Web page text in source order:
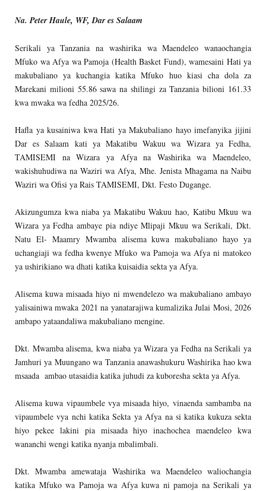
Na. Peter Haule, WF, Dar es Salaam
Serikali ya Tanzania na washirika wa Maendeleo wanaochangia
Mfuko wa Afya wa Pamoja (Health Basket Fund), wamesaini Hati ya
makubaliano ya kuchangia katika Mfuko huo kiasi cha dola za
Marekani milioni 55.86 sawa na shilingi za Tanzania bilioni 161.33
kwa mwaka wa fedha 2025/26.
Hafla ya kusainiwa kwa Hati ya Makubaliano hayo imefanyika jijini
Dar es Salaam kati ya Makatibu Wakuu wa Wizara ya Fedha,
TAMISEMI na Wizara ya Afya na Washirika wa Maendeleo,
wakishuhudiwa na Waziri wa Afya, Mhe. Jenista Mhagama na Naibu
Waziri wa Ofisi ya Rais TAMISEMI, Dkt. Festo Dugange.
Akizungumza kwa niaba ya Makatibu Wakuu hao, Katibu Mkuu wa
Wizara ya Fedha ambaye pia ndiye Mlipaji Mkuu wa Serikali, Dkt.
Natu El- Maamry Mwamba alisema kuwa makubaliano hayo ya
uchangiaji wa fedha kwenye Mfuko wa Pamoja wa Afya ni matokeo
ya ushirikiano wa dhati katika kuisaidia sekta ya Afya.
Alisema kuwa misaada hiyo ni mwendelezo wa makubaliano ambayo
yalisainiwa mwaka 2021 na yanatarajiwa kumalizika Julai Mosi, 2026
ambapo yataandaliwa makubaliano mengine.
Dkt. Mwamba alisema, kwa niaba ya Wizara ya Fedha na Serikali ya
Jamhuri ya Muungano wa Tanzania anawashukuru Washirika hao kwa
msaada ambao utasaidia katika juhudi za kuboresha sekta ya Afya.
Alisema kuwa vipaumbele vya misaada hiyo, vinaenda sambamba na
vipaumbele vya nchi katika Sekta ya Afya na si katika kukuza sekta
hiyo pekee lakini pia misaada hiyo inachochea maendeleo kwa
wananchi wengi katika nyanja mbalimbali.
Dkt. Mwamba amewataja Washirika wa Maendeleo waliochangia
katika Mfuko wa Pamoja wa Afya kuwa ni pamoja na Serikali ya